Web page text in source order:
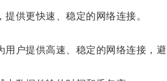
供更快速、稳定的网络连接。
提供高速、稳定的网络连接，避